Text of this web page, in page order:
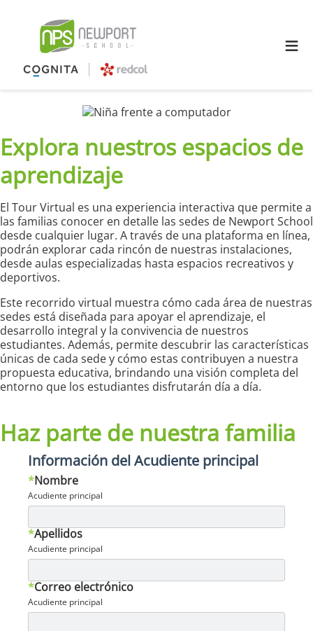
≡
Explora nuestros espacios de
aprendizaje
El Tour Virtual es una experiencia interactiva que permite a
las familias conocer en detalle las sedes de Newport School
desde cualquier lugar. A través de una plataforma en línea,
podrán explorar cada rincón de nuestras instalaciones,
desde aulas especializadas hasta espacios recreativos y
deportivos.
Este recorrido virtual muestra cómo cada área de nuestras
sedes está diseñada para apoyar el aprendizaje, el
desarrollo integral y la convivencia de nuestros
estudiantes. Además, permite descubrir las características
únicas de cada sede y cómo estas contribuyen a nuestra
propuesta educativa, brindando una visión completa del
entorno que los estudiantes disfrutarán día a día.
Haz parte de nuestra familia
Información del Acudiente principal
Nombre
*
Acudiente principal
Apellidos
*
Acudiente principal
Correo electrónico
*
Acudiente principal